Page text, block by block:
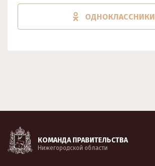
ОДНОКЛАССНИКИ
КОМАНДА ПРАВИТЕЛЬСТВА
Нижегородской области